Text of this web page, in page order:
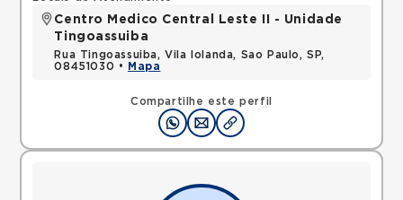
Compartilhe este perfil
Centro Medico Central Leste II - Unidade
Tingoassuiba
Rua Tingoassuiba, Vila Iolanda, Sao Paulo, SP,
08451030 •
Mapa